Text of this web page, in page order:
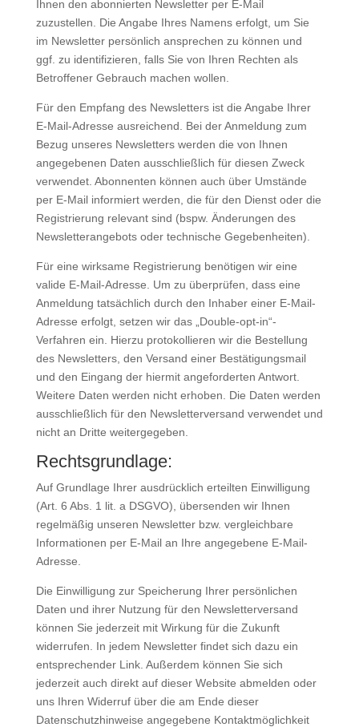
Ihnen den abonnierten Newsletter per E-Mail
zuzustellen. Die Angabe Ihres Namens erfolgt, um Sie
im Newsletter persönlich ansprechen zu können und
ggf. zu identifizieren, falls Sie von Ihren Rechten als
Betroffener Gebrauch machen wollen.
Für den Empfang des Newsletters ist die Angabe Ihrer
E-Mail-Adresse ausreichend. Bei der Anmeldung zum
Bezug unseres Newsletters werden die von Ihnen
angegebenen Daten ausschließlich für diesen Zweck
verwendet. Abonnenten können auch über Umstände
per E-Mail informiert werden, die für den Dienst oder die
Registrierung relevant sind (bspw. Änderungen des
Newsletterangebots oder technische Gegebenheiten).
Für eine wirksame Registrierung benötigen wir eine
valide E-Mail-Adresse. Um zu überprüfen, dass eine
Anmeldung tatsächlich durch den Inhaber einer E-Mail-
Adresse erfolgt, setzen wir das „Double-opt-in“-
Verfahren ein. Hierzu protokollieren wir die Bestellung
des Newsletters, den Versand einer Bestätigungsmail
und den Eingang der hiermit angeforderten Antwort.
Weitere Daten werden nicht erhoben. Die Daten werden
ausschließlich für den Newsletterversand verwendet und
nicht an Dritte weitergegeben.
Rechtsgrundlage:
Auf Grundlage Ihrer ausdrücklich erteilten Einwilligung
(Art. 6 Abs. 1 lit. a DSGVO), übersenden wir Ihnen
regelmäßig unseren Newsletter bzw. vergleichbare
Informationen per E-Mail an Ihre angegebene E-Mail-
Adresse.
Die Einwilligung zur Speicherung Ihrer persönlichen
Daten und ihrer Nutzung für den Newsletterversand
können Sie jederzeit mit Wirkung für die Zukunft
widerrufen. In jedem Newsletter findet sich dazu ein
entsprechender Link. Außerdem können Sie sich
jederzeit auch direkt auf dieser Website abmelden oder
uns Ihren Widerruf über die am Ende dieser
Datenschutzhinweise angegebene Kontaktmöglichkeit